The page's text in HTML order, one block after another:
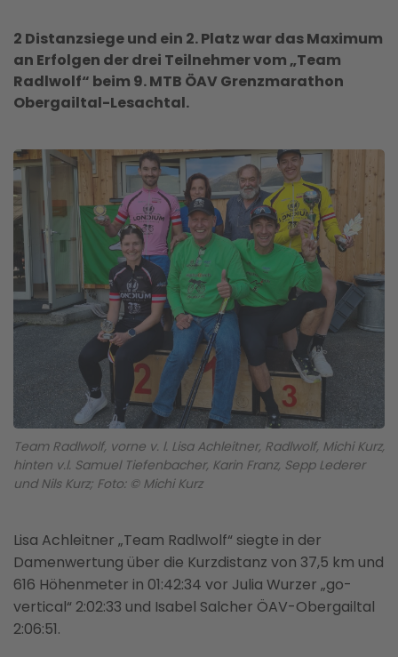
2 Distanzsiege und ein 2. Platz war das Maximum
an Erfolgen der drei Teilnehmer vom „Team
Radlwolf“ beim 9. MTB ÖAV Grenzmarathon
Obergailtal-Lesachtal.
Team Radlwolf, vorne v. l. Lisa Achleitner, Radlwolf, Michi Kurz,
hinten v.l. Samuel Tiefenbacher, Karin Franz, Sepp Lederer
und Nils Kurz; Foto: © Michi Kurz
Lisa Achleitner „Team Radlwolf“ siegte in der
Damenwertung über die Kurzdistanz von 37,5 km und
616 Höhenmeter in 01:42:34 vor Julia Wurzer „go-
vertical“ 2:02:33 und Isabel Salcher ÖAV-Obergailtal
2:06:51.